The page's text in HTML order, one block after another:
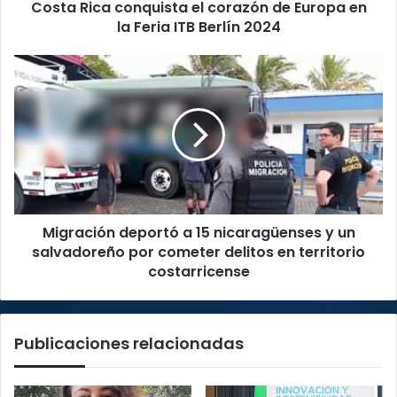
Feria
2024
Costa Rica conquista el corazón de Europa en
la Feria ITB Berlín 2024
Migración
deportó
a
15
nicaragüenses
un
salvadoreño
por
cometer
delitos
costarricense
Migración deportó a 15 nicaragüenses y un
salvadoreño por cometer delitos en territorio
costarricense
Publicaciones relacionadas